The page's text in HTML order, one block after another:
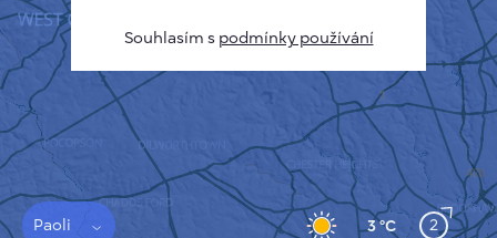
Paoli 3 °C 2
ZÁSADY OCHRANY SOUKROMÍ
PODMÍNKY A PRAVIDLA
FAQ
KONTAKTUJTE NÁS
Souhlasím s podmínky používání